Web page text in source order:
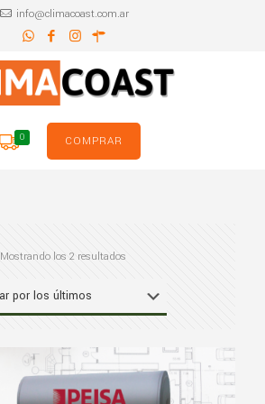
info@climacoast.com.ar
0 COMPRAR
Mostrando los 2 resultados